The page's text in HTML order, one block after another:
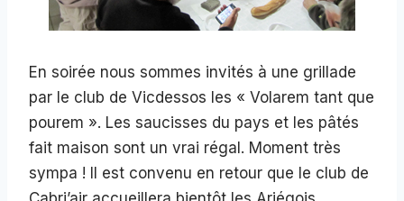
En soirée nous sommes invités à une grillade
par le club de Vicdessos les « Volarem tant que
pourem ». Les saucisses du pays et les pâtés
fait maison sont un vrai régal. Moment très
sympa ! Il est convenu en retour que le club de